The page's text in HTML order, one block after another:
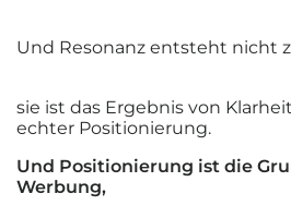
Und Resonanz entsteht nicht
sie ist das Ergebnis von
echter Positionierung.
Und Positionierung ist die
Werbung,